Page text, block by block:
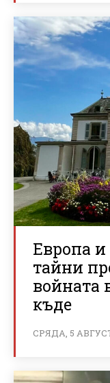
Европа
тайни
войната
къде
СРЯДА, 5